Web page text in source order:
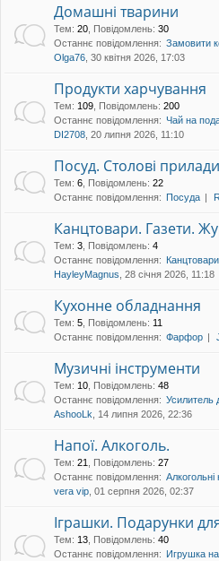
Домашні тварини
Тем: 20 Повідомлень: 30
Останнє повідомлення: Замовити
Olga76 , 30 квітня 2026, 17:03
Продукти харчування
Тем: 109 Повідомлень: 200
Останнє повідомлення: Чай на
DI2708 , 20 липня 2026, 11:10
Посуд. Столові
Тем: 6 Повідомлень: 22
Останнє повідомлення: Посуда
Канцтовари. Газети.
Тем: 3 Повідомлень: 4
Останнє повідомлення: Канцтовари
HayleyMagnus , 28 січня 2026, 11:18
Кухонне обладнання
Тем: 5 Повідомлень: 11
Останнє повідомлення: Фарфор
Музичні інструменти
Тем: 10 Повідомлень: 48
Останнє повідомлення: Усилитель
AshooLk , 14 липня 2026, 22:36
Напої. Алкоголь.
Тем: 21 Повідомлень: 27
Останнє повідомлення: Алкогольні
vera vip , 01 серпня 2026, 02:37
Іграшки. Подарунки
Тем: 13 Повідомлень: 40
Останнє повідомлення: Игрушка